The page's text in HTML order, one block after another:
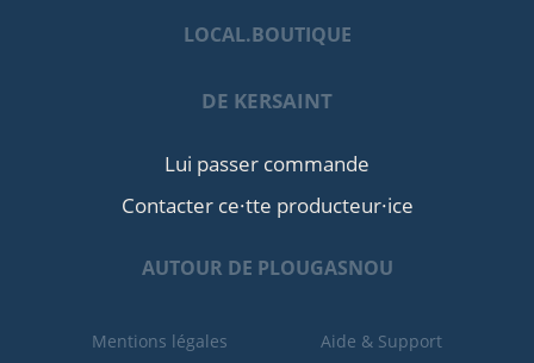
LOCAL.BOUTIQUE
DE KERSAINT
Lui passer commande
Contacter ce·tte producteur·ice
AUTOUR DE PLOUGASNOU
Mentions légales Aide & Support